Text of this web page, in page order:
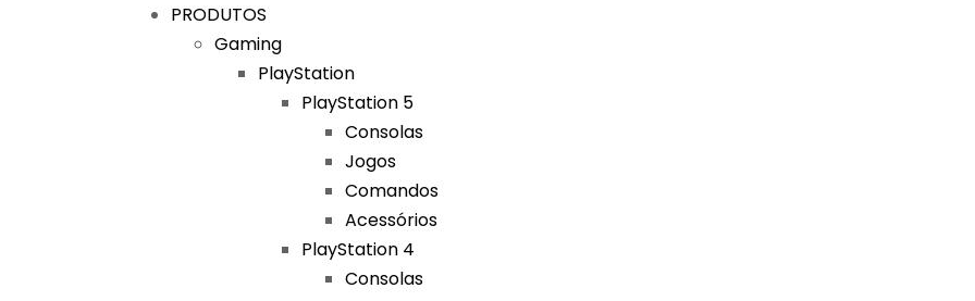
PRODUTOS
Gaming
PlayStation
PlayStation 5
Consolas
Jogos
Comandos
Acessórios
PlayStation 4
Consolas